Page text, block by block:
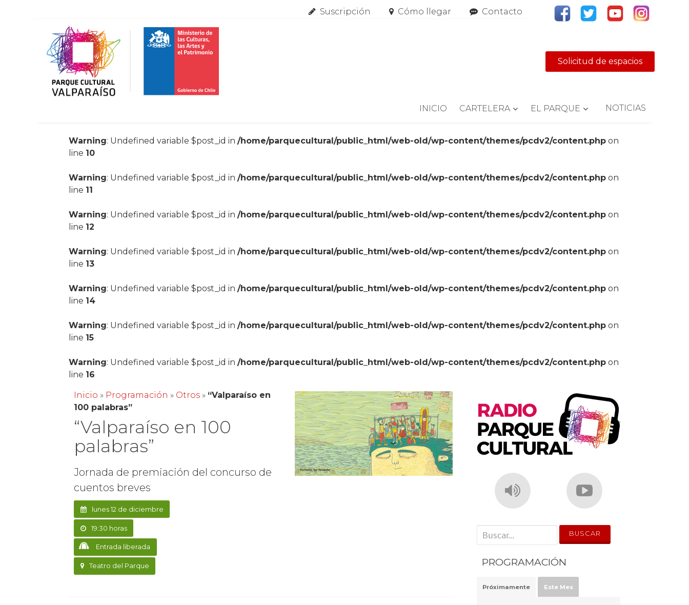
Suscripción Cómo llegar Contacto
Solicitud de espacios
INICIO CARTELERA EL PARQUE NOTICIAS
Warning: Undefined variable $post_id in/home/parquecultural/public_html/web-old/wp-content/themes/pcdv2/content.php on
line 10
Warning: Undefined variable $post_id in/home/parquecultural/public_html/web-old/wp-content/themes/pcdv2/content.php on
line 11
Warning: Undefined variable $post_id in/home/parquecultural/public_html/web-old/wp-content/themes/pcdv2/content.php on
line 12
Warning: Undefined variable $post_id in/home/parquecultural/public_html/web-old/wp-content/themes/pcdv2/content.php on
line 13
Warning: Undefined variable $post_id in/home/parquecultural/public_html/web-old/wp-content/themes/pcdv2/content.php on
line 14
Warning: Undefined variable $post_id in/home/parquecultural/public_html/web-old/wp-content/themes/pcdv2/content.php on
line 15
Warning: Undefined variable $post_id in/home/parquecultural/public_html/web-old/wp-content/themes/pcdv2/content.php on
line 16
Inicio » Programación » Otros » “Valparaíso en
100 palabras”
“Valparaíso en 100
palabras”
Jornada de premiación del concurso de
cuentos breves
lunes 12 de diciembre
19:30 horas
Entrada liberada
Teatro del Parque
' . __('Search for:') . '
PROGRAMACIÓN
Próximamente Este Mes